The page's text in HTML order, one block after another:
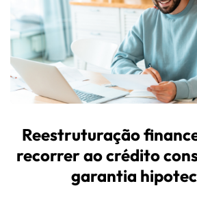
Reestruturação
recorrer ao crédito
garantia